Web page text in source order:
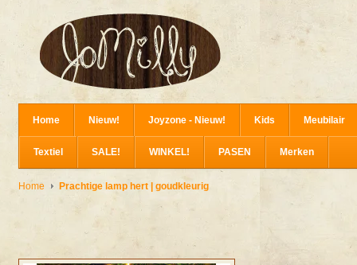
Home Nieuw! Joyzone - Nieuw! Kids Meubilair
Textiel SALE! WINKEL! PASEN Merken
Home Prachtige lamp hert | goudkleurig